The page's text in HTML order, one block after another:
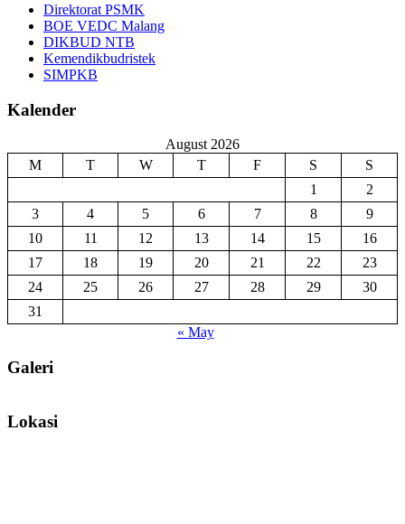
Direktorat PSMK
BOE VEDC Malang
DIKBUD NTB
Kemendikbudristek
SIMPKB
Kalender
August 2026
M
T W T F S
S
1
2
3
4 5 6 7 8
9
10
11 12 13 14 15
16
17
18 19 20 21 22
23
24
25 26 27 28 29
30
31
« May
Galeri
Lokasi